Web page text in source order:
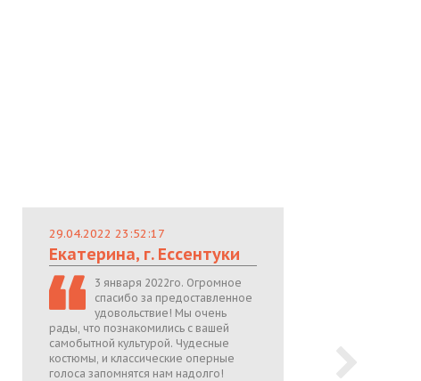
29.04.2022 23:52:17
Екатерина, г. Ессентуки
3 января 2022го. Огромное
спасибо за предоставленное
удовольствие! Мы очень
рады, что познакомились с вашей
самобытной культурой. Чудесные
костюмы, и классические оперные
голоса запомнятся нам надолго!